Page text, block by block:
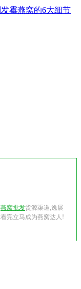
霉燕窝的6大细节
燕窝批发货源渠道,逸展
完立马成为燕窝达人!